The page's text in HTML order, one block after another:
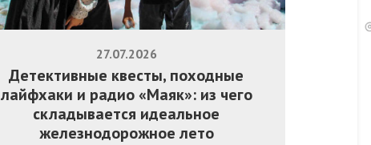
Детективные квесты, походные
лайфхаки и радио «Маяк»: из чего
складывается идеальное
железнодорожное лето
27.07.2026